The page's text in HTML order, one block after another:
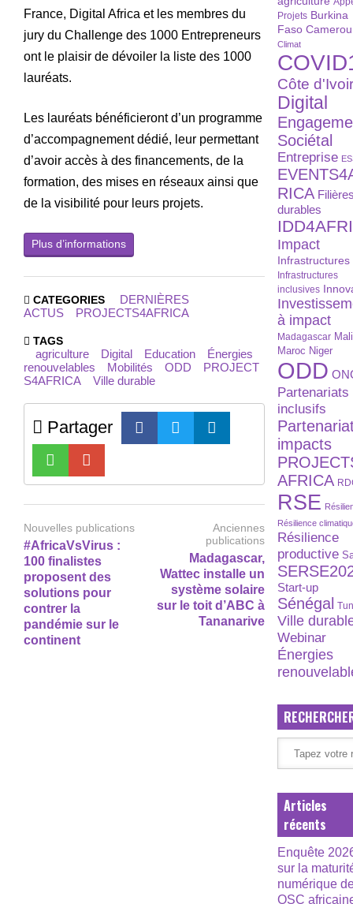
France, Digital Africa et les membres du
jury du Challenge des 1000 Entrepreneurs
ont le plaisir de dévoiler la liste des 1000
lauréats.
Les lauréats bénéficieront d’un programme
d’accompagnement dédié, leur permettant
d’avoir accès à des financements, de la
formation, des mises en réseaux ainsi que
de la visibilité pour leurs projets.
Plus d’informations
CATEGORIES
DERNIÈRES
ACTUS
PROJECTS4AFRICA
TAGS
agriculture Digital Education
Énergies
renouvelables
Mobilités ODD
PROJECT
S4AFRICA
Ville durable
Partager
Nouvelles publications
#AfricaVsVirus :
100 finalistes
proposent des
solutions pour
contrer la
pandémie sur le
continent
Anciennes
publications
Madagascar,
Wattec installe un
système solaire
sur le toit d’ABC à
Tananarive
Projets Burkina
Faso
Climat
Côte
Digital
Sociétal
Entreprise
RICA
durables
Impact
Infrastructures
Infrastructures
inclusives
à impact
Madagascar Mali
Maroc Niger
ODD
Partenariats
inclusifs
impacts
AFRICA
RSE
Résilience
Résilience
productive
Start-up
Sénégal
Ville
Webinar
Énergies
Articles
récents
Enquête
sur la
numérique
OSC